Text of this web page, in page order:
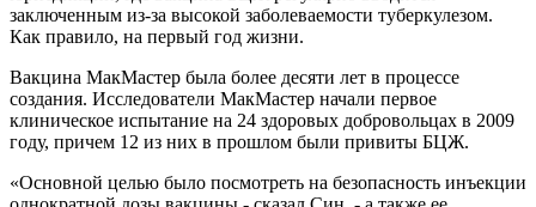
заключенным из-за высокой заболеваемости туберкулезом.
Как правило, на первый год жизни.
Вакцина МакМастер была более десяти лет в процессе
создания. Исследователи МакМастер начали первое
клиническое испытание на 24 здоровых добровольцах в 2009
году, причем 12 из них в прошлом были привиты БЦЖ.
«Основной целью было посмотреть на безопасность инъекции